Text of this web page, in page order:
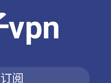
vpn
阅